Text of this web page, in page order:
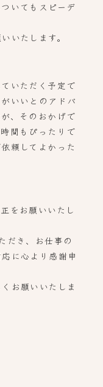
いてもスピーデ
いたします。
いただく予定で
いいとのアドバ
、そのおかげで
間もぴったりで
頼してよかった
をお願いいたし
だき、お仕事の
に心より感謝申
お願いいたしま